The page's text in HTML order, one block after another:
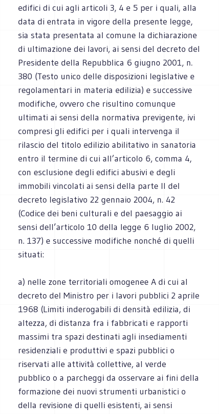
edifici di cui agli articoli 3, 4 e 5 per i quali, alla
data di entrata in vigore della presente legge,
sia stata presentata al comune la dichiarazione
di ultimazione dei lavori, ai sensi del decreto del
Presidente della Repubblica 6 giugno 2001, n.
380 (Testo unico delle disposizioni legislative e
regolamentari in materia edilizia) e successive
modifiche, ovvero che risultino comunque
ultimati ai sensi della normativa previgente, ivi
compresi gli edifici per i quali intervenga il
rilascio del titolo edilizio abilitativo in sanatoria
entro il termine di cui all’articolo 6, comma 4,
con esclusione degli edifici abusivi e degli
immobili vincolati ai sensi della parte II del
decreto legislativo 22 gennaio 2004, n. 42
(Codice dei beni culturali e del paesaggio ai
sensi dell’articolo 10 della legge 6 luglio 2002,
n. 137) e successive modifiche nonché di quelli
situati:
a) nelle zone territoriali omogenee A di cui al
decreto del Ministro per i lavori pubblici 2 aprile
1968 (Limiti inderogabili di densità edilizia, di
altezza, di distanza fra i fabbricati e rapporti
massimi tra spazi destinati agli insediamenti
residenziali e produttivi e spazi pubblici o
riservati alle attività collettive, al verde
pubblico o a parcheggi da osservare ai fini della
formazione dei nuovi strumenti urbanistici o
della revisione di quelli esistenti, ai sensi